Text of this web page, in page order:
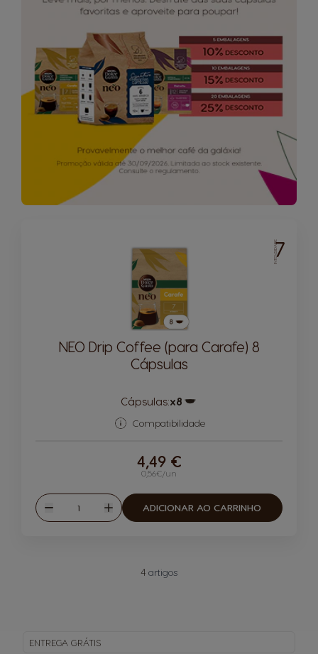
INTENSIDADE7
NEO Drip Coffee (para Carafe) 8
Cápsulas
Cápsulas:x8
Compatibilidade
0,56€/un
4,49 €
Reduzir
Quantidade
Aumentar
ADICIONAR AO CARRINHO
4 artigos
ENTREGA GRÁTIS